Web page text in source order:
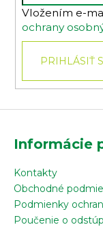
Vložením e-
ochrany
PRIHLÁSIŤ
Informácie
Kontakty
Obchodné
Podmienky
Poučenie o